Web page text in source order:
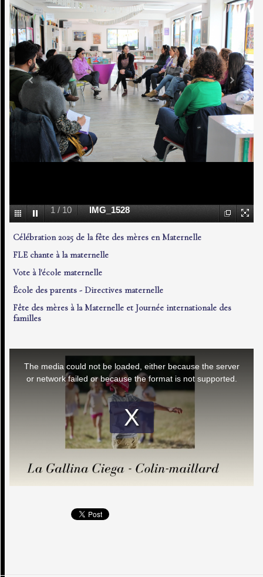
1 / 10 IMG_1528
Célébration 2025 de la fête des mères en Maternelle
FLE chante à la maternelle
Vote à l'école maternelle
École des parents - Directives maternelle
Fête des mères à la Maternelle et Journée internationale des
familles